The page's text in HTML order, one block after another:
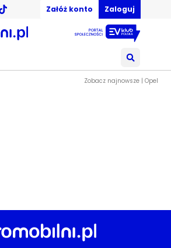
Załóż konto Zaloguj
Zobacz najnowsze | Opel